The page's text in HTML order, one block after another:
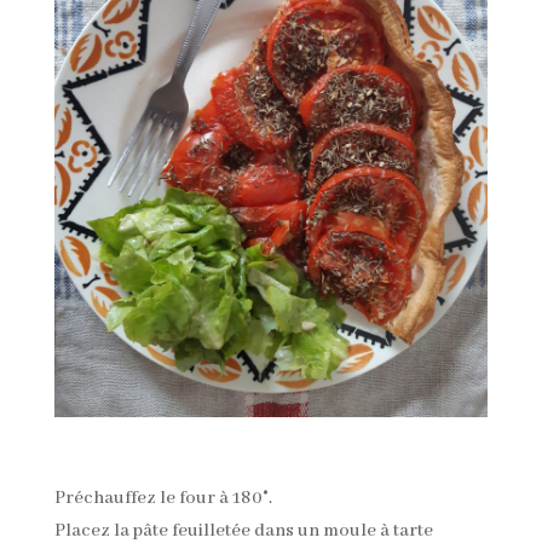
Préchauffez le four à 180°.
Placez la pâte feuilletée dans un moule à tarte